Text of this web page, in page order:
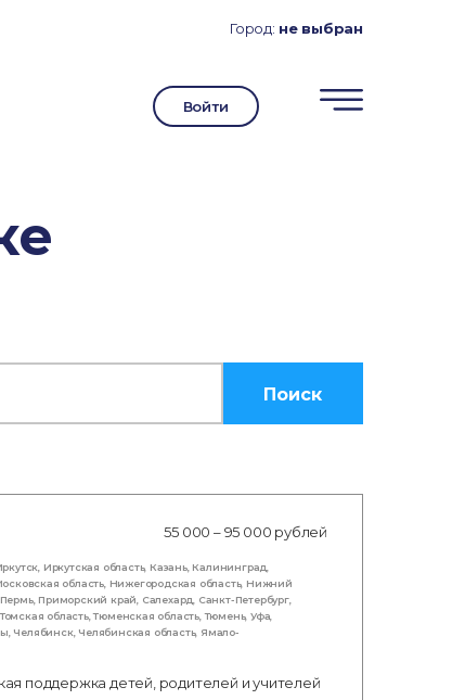
Город: не выбран
Войти
Поиск
55 000 – 95 000 рублей
Иркутская область, Казань, Калининград
область, Нижегородская область, Нижний
Пермь, Приморский край Салехард Санкт-Петербург,
Томская область,Тюменская область,Тюмень,Уфа
Челябинск, Челябинская область, Ямало-
поддержка детей, родителей и учителей